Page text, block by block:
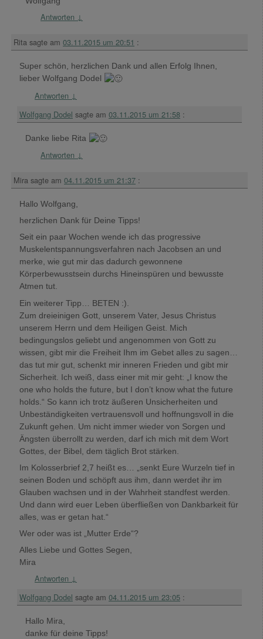
Antworten ↓
Rita sagte am 03.11.2015 um 20:51 :
Super schön, herzlichen Dank und allen Erfolg Ihnen,
lieber Wolfgang Dodel
Antworten ↓
Wolfgang Dodel sagte am 03.11.2015 um 21:58 :
Danke liebe Rita
Antworten ↓
Mira sagte am 04.11.2015 um 21:37 :
Hallo Wolfgang,
herzlichen Dank für Deine Tipps!
Seit ein paar Wochen wende ich das progressive
Muskelentspannungsverfahren nach Jacobsen an und
merke, wie gut mir das dadurch gewonnene
Körperbewusstsein durchs Hineinspüren und bewusste
Atmen tut.
Ein weiterer Tipp… BETEN :).
Zum dreieinigen Gott, unserem Vater, Jesus Christus
unserem Herrn und dem Heiligen Geist. Mich
bedingungslos geliebt und angenommen von Gott zu
wissen, gibt mir die Freiheit Ihm im Gebet alles zu sagen…
das tut mir gut, schenkt mir inneren Frieden und gibt mir
Sicherheit. Ich weiß, dass einer mit mir geht: „I know the
one who holds the future, but I don’t know what the future
holds.“ So kann ich trotz äußeren Unsicherheiten und
Unbeständigkeiten vertrauensvoll und hoffnungsvoll in die
Zukunft gehen. Um nicht immer wieder von Sorgen und
Ängsten überrollt zu werden, darf ich mich mit dem Wort
Gottes, der Bibel, dem täglich Brot stärken.
Im Kolosserbrief 2,7 heißt es… „senkt Eure Wurzeln tief in
seinen Boden und schöpft aus ihm, dann werdet ihr im
Glauben wachsen und in der Wahrheit standfest werden.
Und dann wird euer Leben überfließen von Dankbarkeit für
alles, was er getan hat.“
Wer oder was ist „Mutter Erde“?
Alles Liebe und Gottes Segen,
Mira
Antworten ↓
Wolfgang Dodel sagte am 04.11.2015 um 23:05 :
Hallo Mira,
danke für deine Tipps!